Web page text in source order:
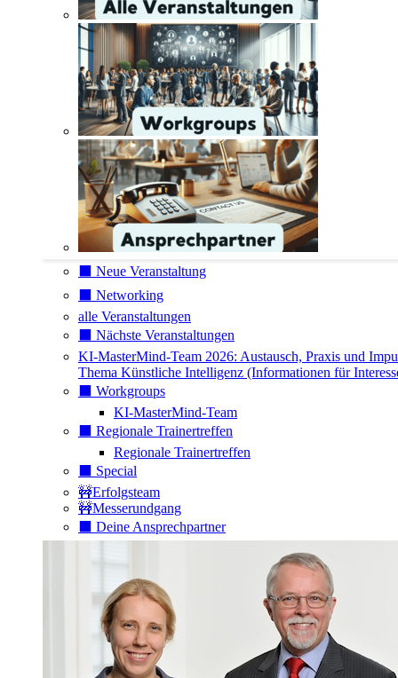
⬛️ Neue Veranstaltung
⬛️ Networking
alle Veranstaltungen
⬛️ Nächste Veranstaltungen
KI-MasterMind-Team 2026: Austausch, Praxis und
Thema Künstliche Intelligenz (Informationen für
⬛️ Workgroups
KI-MasterMind-Team
⬛️ Regionale Trainertreffen
Regionale Trainertreffen
⬛️ Special
🚧Erfolgsteam
🚧Messerundgang
⬛️ Deine Ansprechpartner